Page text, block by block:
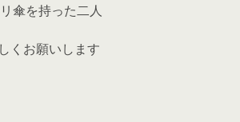
傘を持った二人
くお願いします